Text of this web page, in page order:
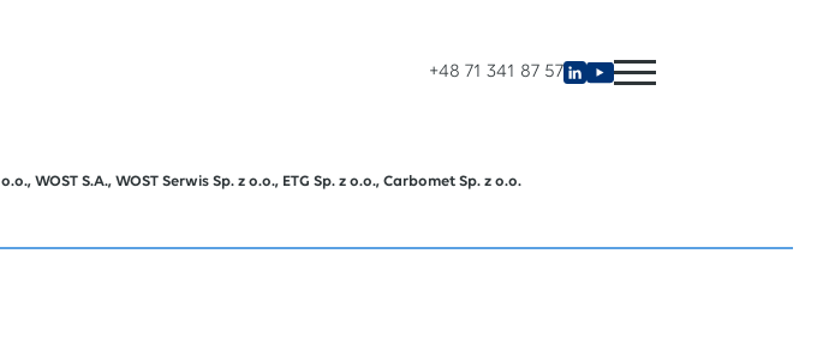
+48 71 341 87 57
WOST S.A., WOST Serwis Sp. z o.o., ETG Sp. z o.o., Carbomet Sp. z o.o.